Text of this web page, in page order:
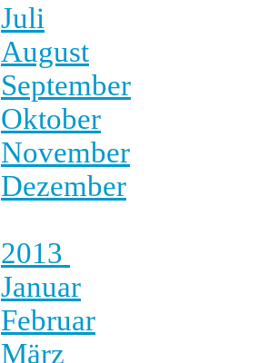
Juli
August
September
Oktober
November
Dezember
2013
Januar
Februar
März